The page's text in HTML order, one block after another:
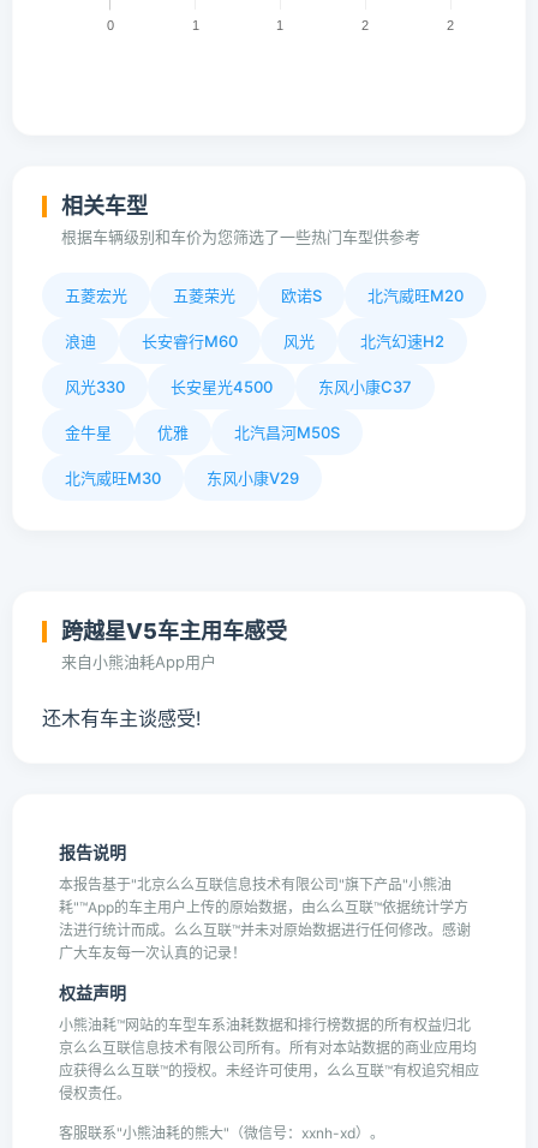
相关车型
根据车辆级别和车价为您筛选了一些热门车型供参考
五菱宏光 五菱荣光 欧诺S 北汽威旺M20
浪迪 长安睿行M60 风光 北汽幻速H2
风光330 长安星光4500 东风小康C37
金牛星 优雅 北汽昌河M50S
北汽威旺M30 东风小康V29
跨越星V5车主用车感受
来自小熊油耗App用户
还木有车主谈感受!
报告说明
本报告基于"北京么么互联信息技术有限公司"旗下产品"小熊油
耗"™App的车主用户上传的原始数据，由么么互联™依据统计学方
法进行统计而成。么么互联™并未对原始数据进行任何修改。感谢
广大车友每一次认真的记录！
权益声明
小熊油耗™网站的车型车系油耗数据和排行榜数据的所有权益归北
京么么互联信息技术有限公司所有。所有对本站数据的商业应用均
应获得么么互联™的授权。未经许可使用，么么互联™有权追究相应
侵权责任。
客服联系"小熊油耗的熊大"（微信号：xxnh-xd）。